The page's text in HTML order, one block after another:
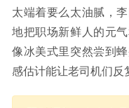
太端着要么太油腻，
地把职场新鲜人的元
像冰美式里突然尝到
感估计能让老司机们反